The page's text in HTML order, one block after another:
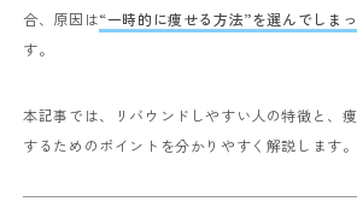
合、原因は“一時的に痩せる方法”を選んでしま
す。
本記事では、リバウンドしやすい人の特徴と、
するためのポイントを分かりやすく解説します。